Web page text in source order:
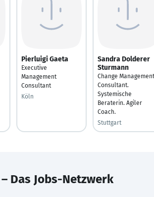
Pierluigi Gaeta
Executive
Management
Consultant
Köln
Sandra Dolderer
Sturmann
Change Management
Consultant.
Systemische
Beraterin. Agiler
Coach.
Stuttgart
– Das Jobs-Netzwerk